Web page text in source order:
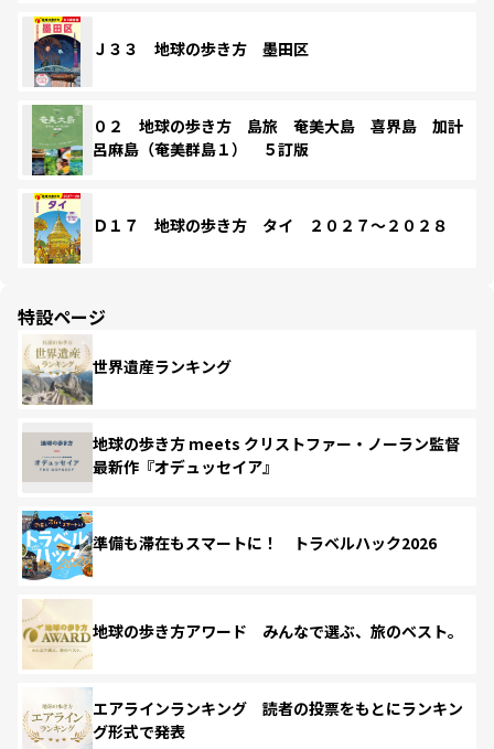
Ｊ３３ 地球の歩き方 墨田区
０２ 地球の歩き方 島旅 奄美大島 喜界島 加計
呂麻島（奄美群島１） ５訂版
Ｄ１７ 地球の歩き方 タイ ２０２７～２０２８
特設ページ
世界遺産ランキング
地球の歩き方 meets クリストファー・ノーラン監督
最新作『オデュッセイア』
準備も滞在もスマートに！ トラベルハック2026
地球の歩き方アワード みんなで選ぶ、旅のベスト。
エアラインランキング 読者の投票をもとにランキン
グ形式で発表